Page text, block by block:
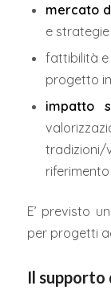
mercato
e
fattibilità e
progetto
impatto
tradizioni/
E’ previsto
per progetti
Il supporto